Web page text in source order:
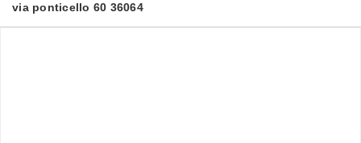
via ponticello 60 36064